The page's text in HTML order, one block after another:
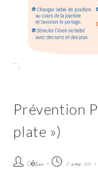
Prévention
plate »)
Céline 21 mars 2024